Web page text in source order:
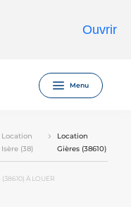
Ouvrir
Menu
Location
Isère (38)
Location
Gières (38610)
À LOUER